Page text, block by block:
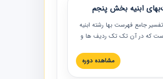
ابنیه بخش پنجم
جامع فهرست بها رشته ابنیه
است که در آن تک تک ردیف ها و
اجرایی مرتبط با ردیف های
با کلام مهندس
مشاهده دوره